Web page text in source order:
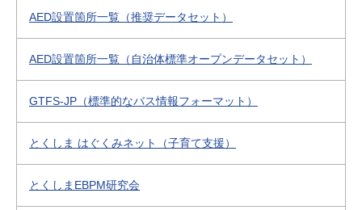
AED設置箇所一覧（推奨データセット）
AED設置箇所一覧（自治体標準オープンデータセット）
GTFS-JP（標準的なバス情報フォーマット）
とくしま はぐくみネット（子育て支援）
とくしまEBPM研究会